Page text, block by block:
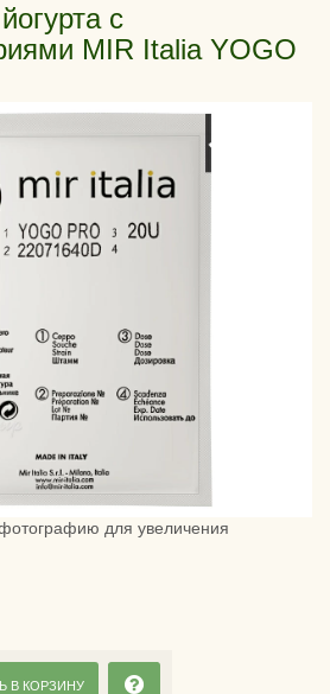
с
MIR Italia YOGO
для увеличения
В КОРЗИНУ